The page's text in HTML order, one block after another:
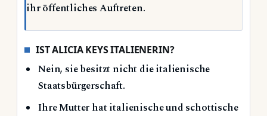
ihr öffentliches Auftreten.
IST ALICIA KEYS ITALIENERIN?
Nein, sie besitzt nicht die italienische
Staatsbürgerschaft.
Ihre Mutter hat italienische und schottische